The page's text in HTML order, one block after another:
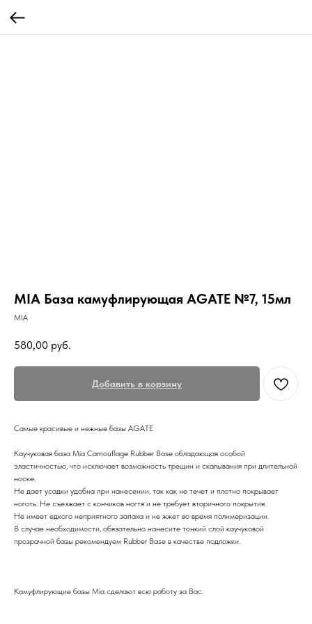
MIA База камуфлирующая AGATE №7, 15мл
MIA
580,00 руб.
Добавить в корзину
Самые красивые и нежные базы AGATE
Каучуковая база Mia Camouflage Rubber Base обладающая особой
эластичностью, что исключает возможность трещин и скалывания при длительной
носке.
Не дает усадки удобна при нанесении, так как не течет и плотно покрывает
ноготь. Не съезжает с кончиков ногтя и не требует вторичного покрытия.
Не имеет едкого неприятного запаха и не жжет во время полимеризации.
В случае необходимости, обязательно нанесите тонкий слой каучуковой
прозрачной базы рекомендуем Rubber Base в качестве подложки.⠀
Камуфлирующие базы Mia сделают всю работу за Вас.